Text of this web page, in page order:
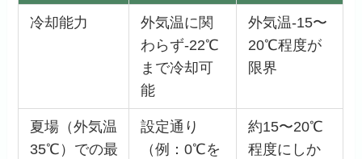
冷却能力
外気温に関
わらず-22℃
まで冷却可
能
外気温-15〜
20℃程度が
限界
夏場（外気温
35℃）での最
設定通り
（例：0℃を
約15〜20℃
程度にしか